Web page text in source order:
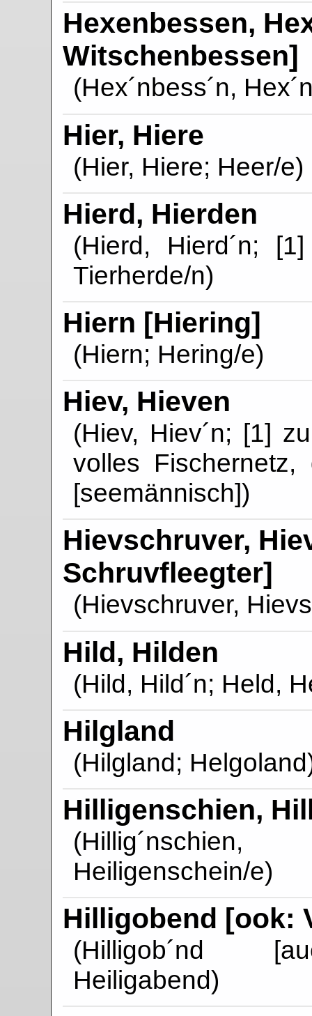
Hexenbessen,
Witschenbessen]
(Hex´nbess´n,
Hier, Hiere
(Hier, Hiere; Heer/e)
Hierd, Hierden
(Hierd, Hierd´n;
Tierherde/n)
Hiern [Hiering]
(Hiern; Hering/e)
Hiev, Hieven
(Hiev, Hiev´n; [1]
volles
[seemännisch])
Hievschruver,
Schruvfleegter]
(Hievschruver,
Hild, Hilden
(Hild, Hild´n; Held,
Hilgland
(Hilgland;
Hilligenschien,
Heiligenschein/e)
Hilligobend [ook:
(Hilligob´nd
Heiligabend)